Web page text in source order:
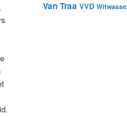
Van Traa VVD